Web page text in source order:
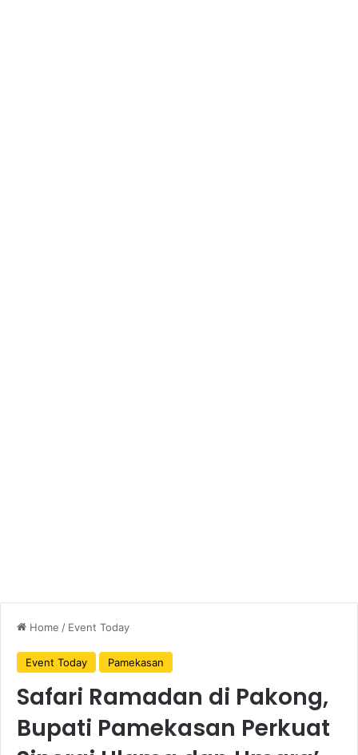
Home / Event Today
Event Today Pamekasan
Safari Ramadan di Pakong,
Bupati Pamekasan Perkuat